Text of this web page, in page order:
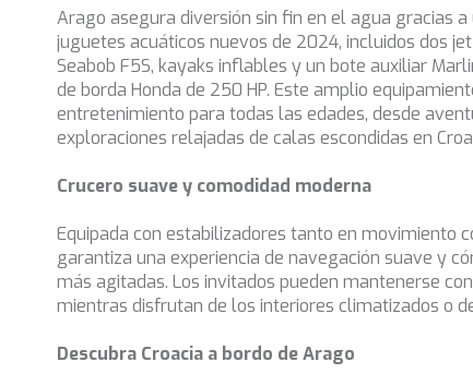
Arago asegura diversión sin fin en el agua gracias a
juguetes acuáticos nuevos de 2024, incluidos dos
Seabob F5S, kayaks inflables y un bote auxiliar
de borda Honda de 250 HP. Este amplio
entretenimiento para todas las edades, desde
exploraciones relajadas de calas escondidas en
Crucero suave y comodidad moderna
Equipada con estabilizadores tanto en movimiento
garantiza una experiencia de navegación suave y
más agitadas. Los invitados pueden mantenerse
mientras disfrutan de los interiores climatizados o
Descubra Croacia a bordo de Arago